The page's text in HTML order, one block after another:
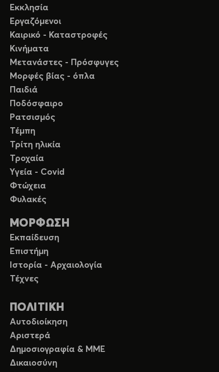
Εκκλησία
Εργαζόμενοι
Καιρικό - Καταστροφές
Κινήματα
Μετανάστες - Πρόσφυγες
Μορφές βίας - όπλα
Παιδιά
Ποδόσφαιρο
Ρατσισμός
Τέμπη
Τρίτη ηλικία
Τροχαία
Υγεία - Covid
Φτώχεια
Φυλακές
ΜΟΡΦΩΣΗ
Εκπαίδευση
Επιστήμη
Ιστορία - Αρχαιολογία
Τέχνες
ΠΟΛΙΤΙΚΗ
Αυτοδιοίκηση
Αριστερά
Δημοσιογραφία & ΜΜΕ
Δικαιοσύνη